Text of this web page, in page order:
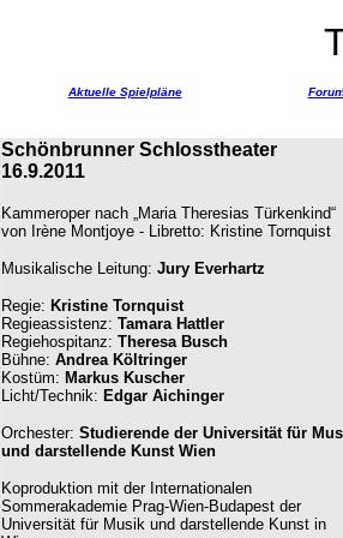
Aktuelle Spielpläne
Schönbrunner Schlosstheater
16.9.2011
Kammeroper nach „Maria Theresias Türkenkind“
von Irène Montjoye - Libretto: Kristine Tornquist
Musikalische Leitung: Jury Everhartz
Regie: Kristine Tornquist
Regieassistenz: Tamara Hattler
Regiehospitanz: Theresa Busch
Bühne: Andrea Költringer
Kostüm: Markus Kuscher
Licht/Technik: Edgar Aichinger
Orchester: Studierende der Universität für
und darstellende Kunst Wien
Koproduktion mit der Internationalen
Sommerakademie Prag-Wien-Budapest der
Universität für Musik und darstellende Kunst in